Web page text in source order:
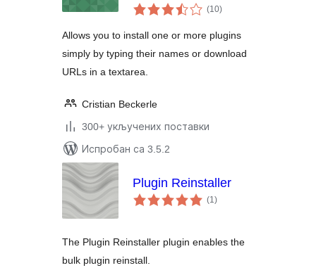
(10укупних
оцена
)
Allows you to install one or more plugins
simply by typing their names or download
URLs in a textarea.
Cristian Beckerle
300+ укључених поставки
Испробан са 3.5.2
Plugin Reinstaller
(1укупних
оцена
)
The Plugin Reinstaller plugin enables the
bulk plugin reinstall.